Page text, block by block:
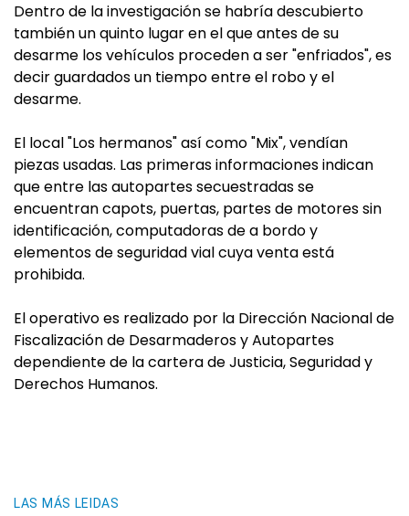
Dentro de la investigación se habría descubierto
también un quinto lugar en el que antes de su
desarme los vehículos proceden a ser "enfriados", es
decir guardados un tiempo entre el robo y el
desarme.
El local "Los hermanos" así como "Mix", vendían
piezas usadas. Las primeras informaciones indican
que entre las autopartes secuestradas se
encuentran capots, puertas, partes de motores sin
identificación, computadoras de a bordo y
elementos de seguridad vial cuya venta está
prohibida.
El operativo es realizado por la Dirección Nacional de
Fiscalización de Desarmaderos y Autopartes
dependiente de la cartera de Justicia, Seguridad y
Derechos Humanos.
LAS MÁS LEIDAS